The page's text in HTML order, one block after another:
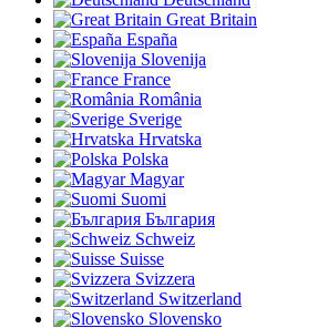
Great Britain
España
Slovenija
France
România
Sverige
Hrvatska
Polska
Magyar
Suomi
България
Schweiz
Suisse
Svizzera
Switzerland
Slovensko